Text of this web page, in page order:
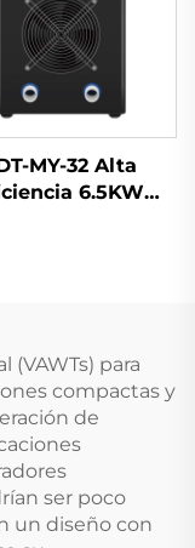
Hoteles Libre de
Pie
MY-32 Alta
6.5KW
Galvanizado
para
(VAWTs) para
compactas y
de
ser poco
un diseño con